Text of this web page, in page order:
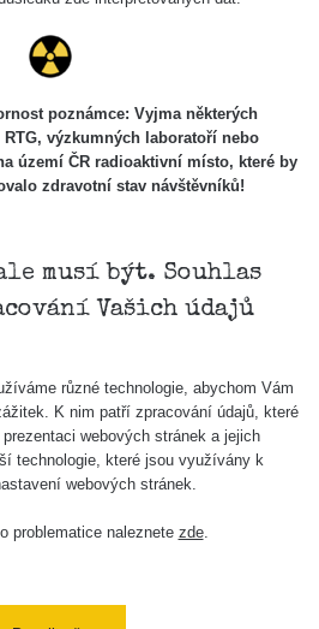
poznámce: Vyjma některých
výzkumných laboratoří nebo
území ČR radioaktivní místo, které by
zdravotní stav návštěvníků!
musí být. Souhlas
Vašich údajů
různé technologie, abychom Vám
K nim patří zpracování údajů, které
webových stránek a jejich
technologie, které jsou využívány k
webových stránek.
problematice naleznete zde.